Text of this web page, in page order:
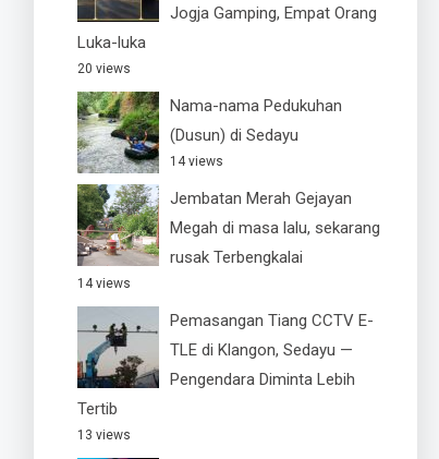
Jogja Gamping, Empat Orang
Luka-luka
20 views
Nama-nama Pedukuhan
(Dusun) di Sedayu
14 views
Jembatan Merah Gejayan
Megah di masa lalu, sekarang
rusak Terbengkalai
14 views
Pemasangan Tiang CCTV E-
TLE di Klangon, Sedayu —
Pengendara Diminta Lebih
Tertib
13 views